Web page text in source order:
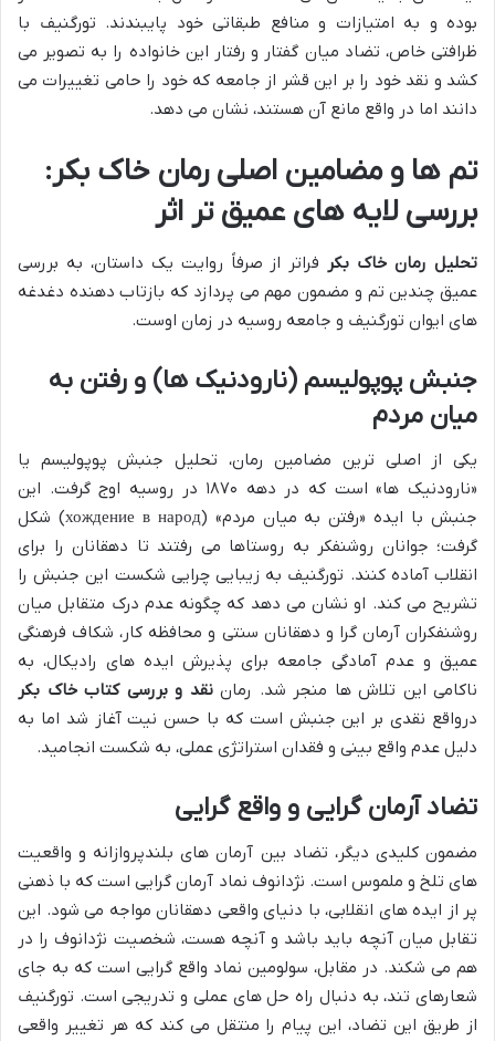
بوده و به امتیازات و منافع طبقاتی خود پایبندند. تورگنیف با
ظرافتی خاص، تضاد میان گفتار و رفتار این خانواده را به تصویر می
کشد و نقد خود را بر این قشر از جامعه که خود را حامی تغییرات می
دانند اما در واقع مانع آن هستند، نشان می دهد.
تم ها و مضامین اصلی رمان خاک بکر:
بررسی لایه های عمیق تر اثر
تحلیل رمان خاک بکر فراتر از صرفاً روایت یک داستان، به بررسی
عمیق چندین تم و مضمون مهم می پردازد که بازتاب دهنده دغدغه
های ایوان تورگنیف و جامعه روسیه در زمان اوست.
جنبش پوپولیسم (نارودنیک ها) و رفتن به
میان مردم
یکی از اصلی ترین مضامین رمان، تحلیل جنبش پوپولیسم یا
«نارودنیک ها» است که در دهه ۱۸۷۰ در روسیه اوج گرفت. این
جنبش با ایده «رفتن به میان مردم» (хождение в народ) شکل
گرفت؛ جوانان روشنفکر به روستاها می رفتند تا دهقانان را برای
انقلاب آماده کنند. تورگنیف به زیبایی چرایی شکست این جنبش را
تشریح می کند. او نشان می دهد که چگونه عدم درک متقابل میان
روشنفکران آرمان گرا و دهقانان سنتی و محافظه کار، شکاف فرهنگی
عمیق و عدم آمادگی جامعه برای پذیرش ایده های رادیکال، به
ناکامی این تلاش ها منجر شد. رماننقد و بررسی کتاب خاک بکر
درواقع نقدی بر این جنبش است که با حسن نیت آغاز شد اما به
دلیل عدم واقع بینی و فقدان استراتژی عملی، به شکست انجامید.
تضاد آرمان گرایی و واقع گرایی
مضمون کلیدی دیگر، تضاد بین آرمان های بلندپروازانه و واقعیت
های تلخ و ملموس است. نژدانوف نماد آرمان گرایی است که با ذهنی
پر از ایده های انقلابی، با دنیای واقعی دهقانان مواجه می شود. این
تقابل میان آنچه باید باشد و آنچه هست، شخصیت نژدانوف را در
هم می شکند. در مقابل، سولومین نماد واقع گرایی است که به جای
شعارهای تند، به دنبال راه حل های عملی و تدریجی است. تورگنیف
از طریق این تضاد، این پیام را منتقل می کند که هر تغییر واقعی